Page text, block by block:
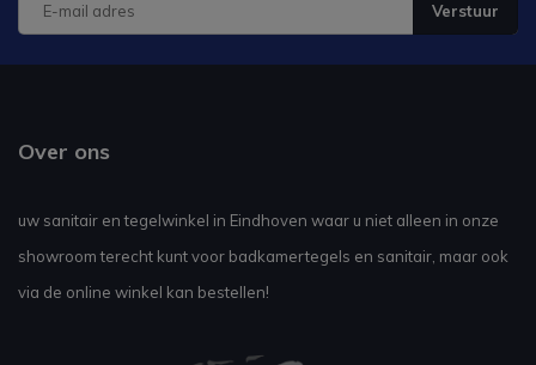
Verstuur
Over ons
uw sanitair en tegelwinkel in Eindhoven waar u niet alleen in onze
showroom terecht kunt voor badkamertegels en sanitair, maar ook
via de online winkel kan bestellen!